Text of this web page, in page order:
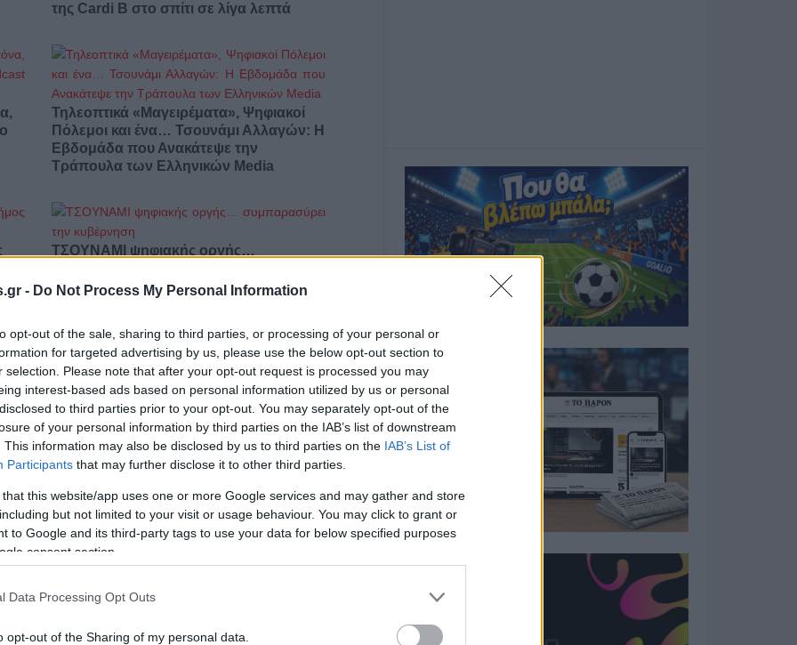
- Do Not Process My Personal Information
opt-out of the sale, sharing to third parties, or processing of your personal or
for targeted advertising by us, please use the below opt-out section to
selection. Please note that after your opt-out request is processed you may
interest-based ads based on personal information utilized by us or personal
to third parties prior to your opt-out. You may separately opt-out of the
of your personal information by third parties on the IAB’s list of downstream
This information may also be disclosed by us to third parties on the IAB’s List of
Participants that may further disclose it to other third parties.
that this website/app uses one or more Google services and may gather and store
but not limited to your visit or usage behaviour. You may click to grant or
to Google and its third-party tags to use your data for below specified purposes
consent section.
Data Processing Opt Outs
opt-out of the Sharing of my personal data.
της Cardi B στο σπίτι σε λίγα λεπτά
Τηλεοπτικά «Μαγειρέματα», Ψηφιακοί
Πόλεμοι και ένα… Τσουνάμι Αλλαγών: Η
Εβδομάδα που Ανακάτεψε την
Τράπουλα των Ελληνικών Media
ΤΣΟΥΝΑΜΙ ψηφιακής οργής…
Ο καιρός των επομένων ημερών:
Κανονικός Αύγουστος με δυνατούς
βοριάδες και σταδιακή άνοδο της
θερμοκρασίας
, ΡΑΔΙΟΦΩΝΟ